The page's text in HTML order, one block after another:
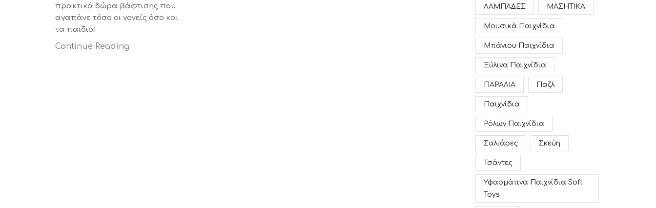
πρακτικά δώρα βάφτισης που
αγαπάνε τόσο οι γονείς όσο και
τα παιδιά!
Continue Reading
ΛΑΜΠΑΔΕΣ ΜΑΣΗΤΙΚΑ
Μουσικά Παιχνίδια
Μπάνιου Παιχνίδια
Ξύλινα Παιχνίδια
ΠΑΡΑΛΙΑ Παζλ
Παιχνίδια
Ρόλων Παιχνίδια
Σαλιάρες Σκεύη
Τσάντες
Υφασμάτινα Παιχνίδια Soft
Toys